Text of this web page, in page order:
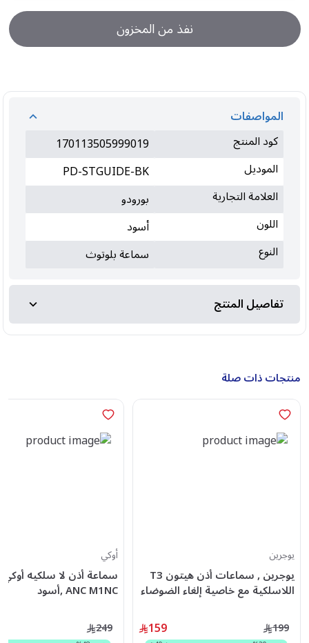
نفذ من المخزون
المواصفات
كود المنتج
170113505999019
الموديل
PD-STGUIDE-BK
العلامة التجارية
بورودو
اللون
أسود
النوع
سماعة بلوتوث
تفاصيل المنتج
منتجات ذات صلة
يوجرين
يوجرين , سماعات أذن هيتون T3
اللاسلكية مع خاصية إلغاء الضوضاء
159 199
أوكي
سماعة أذن لا سلكيه
ANC M1NC ,أسود
249